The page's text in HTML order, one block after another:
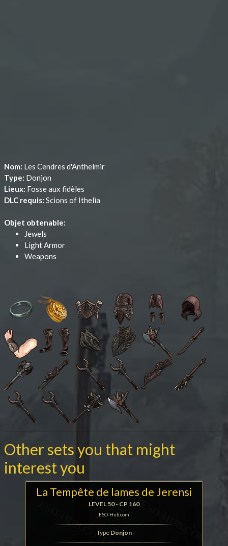
Nom: Les Cendres d'Anthelmir
Type: Donjon
Lieux: Fosse aux fidèles
DLC requis: Scions of Ithelia
Objet obtenable:
Jewels
Light Armor
Weapons
Other sets you that might
interest you
La Tempête de lames de Jerensi
LEVEL 50 - CP 160
ESO-Hub.com
Type Donjon